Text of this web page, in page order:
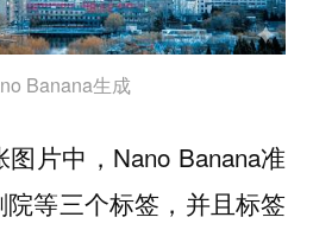
Banana生成
片中，Nano Banana准
等三个标签，并且标签